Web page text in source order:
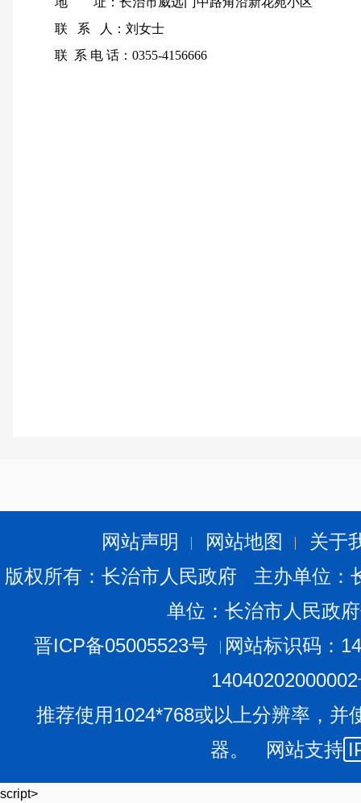
联
系
人：刘女士
联 系 电 话： 0355-4156666
网站声明 网站地图
关于
版权所有：长治市人民政府 主办单位
单位：长治市人民政
晋ICP备05005523号
网站标识码：
推荐使用1024*768或以上分辨率，并
器。 网站支持
script>